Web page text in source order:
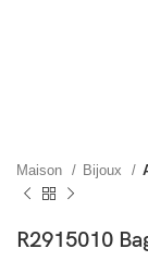
Maison Bijoux
R2915010